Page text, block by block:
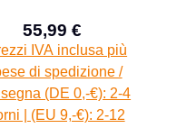
Prezzo di vendita:
55,99 €
Prezzo normale:
IVA inclusa più
di spedizione /
(DE 0,-€): 2-4
| (EU 9,-€): 2-12